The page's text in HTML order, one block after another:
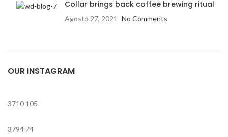
Collar brings back coffee brewing ritual
Agosto 27, 2021 No Comments
OUR INSTAGRAM
3710 105
3794 74